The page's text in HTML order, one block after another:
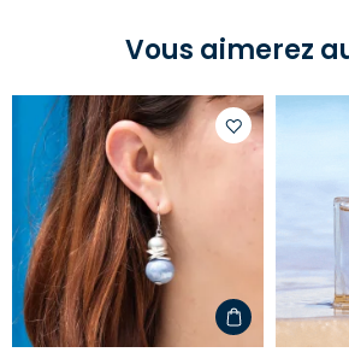
Vous aimerez
Ajouter
d'envies